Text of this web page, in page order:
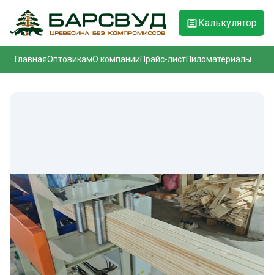
Калькулятор
ГлавнаяОптовикамО компанииПрайс-листПиломатериалы